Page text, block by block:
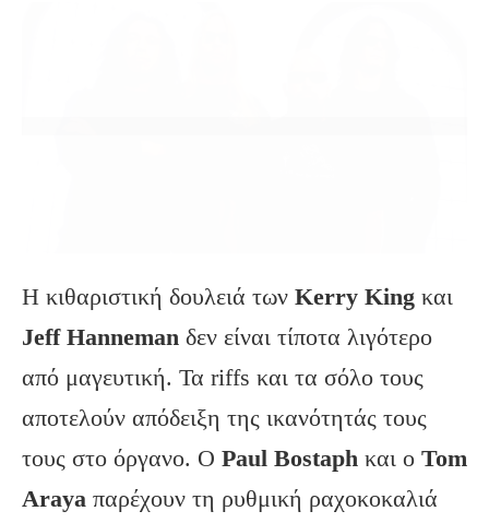
Η κιθαριστική δουλειά των Kerry King και
Jeff Hanneman δεν είναι τίποτα λιγότερο
από μαγευτική. Τα riffs και τα σόλο τους
αποτελούν απόδειξη της ικανότητάς τους
τους στο όργανο. Ο Paul Bostaph και ο Tom
Araya παρέχουν τη ρυθμική ραχοκοκαλιά